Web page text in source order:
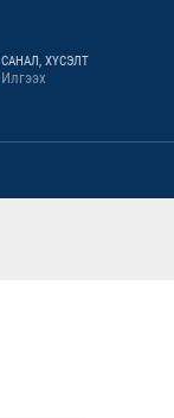
САНАЛ, ХҮСЭЛТ
Илгээх